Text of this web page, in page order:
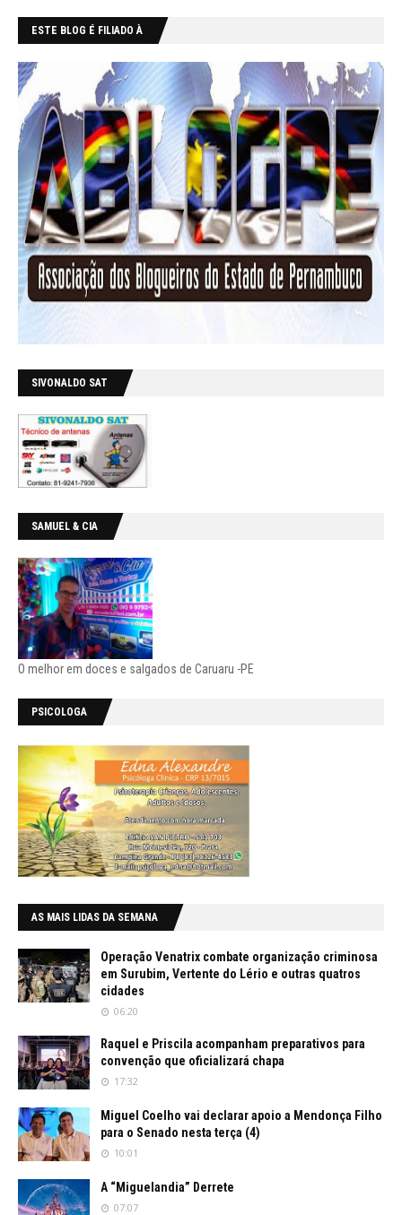
ESTE BLOG É FILIADO À
SIVONALDO SAT
SAMUEL & CIA
O melhor em doces e salgados de Caruaru -PE
PSICOLOGA
AS MAIS LIDAS DA SEMANA
Operação Venatrix combate organização criminosa
em Surubim, Vertente do Lério e outras quatros
cidades
06:20
Raquel e Priscila acompanham preparativos para
convenção que oficializará chapa
17:32
Miguel Coelho vai declarar apoio a Mendonça Filho
para o Senado nesta terça (4)
10:01
A “Miguelandia” Derrete
07:07